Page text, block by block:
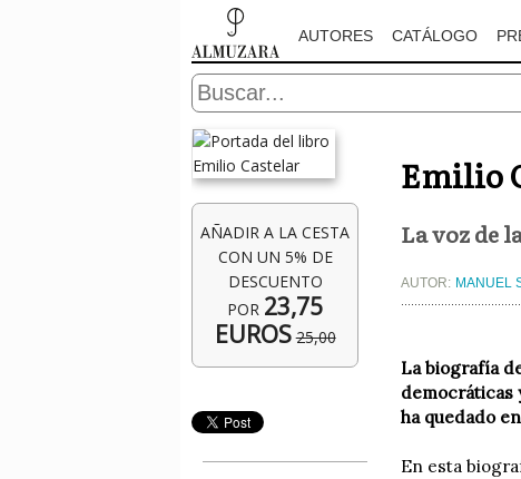
AUTORES CATÁLOGO
AÑADIR A LA CESTA
CON UN 5% DE
DESCUENTO
POR 23,75
EUROS 25,00
Emilio
La voz de
AUTOR: MANUEL
La biografía
democráticas
ha quedado
En esta